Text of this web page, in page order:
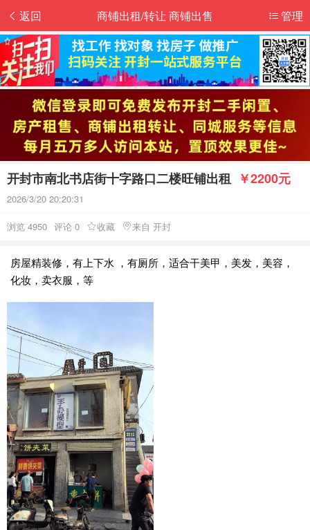
返回 管理
商铺出租/转让 商铺出售
开封市南北书店街十字路口二楼旺铺出租 ￥2200元
2026/3/20 20:20:31
浏览 4950 评论 0 收藏 来自 开封
房屋精装修，有上下水 ，有厕所，适合干美甲，美发，美容，
化妆，卖衣服，等